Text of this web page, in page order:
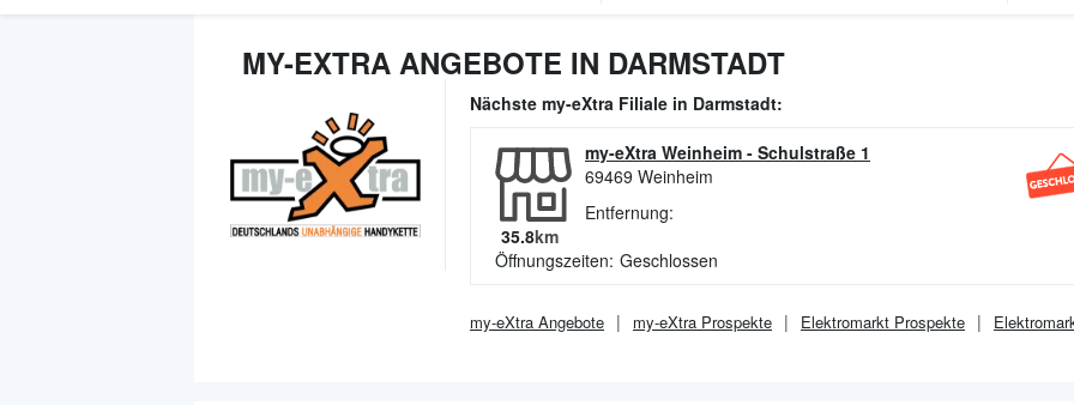
MY-EXTRA ANGEBOTE IN DARMSTADT
Nächste my-eXtra Filiale in Darmstadt:
my-eXtra Weinheim - Schulstraße 1
69469 Weinheim
Entfernung:
35.8km
Öffnungszeiten: Geschlossen
my-eXtra Angebote my-eXtra Prospekte Elektromarkt Prospekte